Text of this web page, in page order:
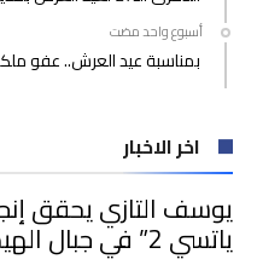
‫‫‫‏‫أسبوع واحد مضت‬
بمناسبة عيد العرش.. عفو ملكي على
اخر الاخبار
يوسف التازي يحقق
ياتسي 2” في جبال الهيمالايا